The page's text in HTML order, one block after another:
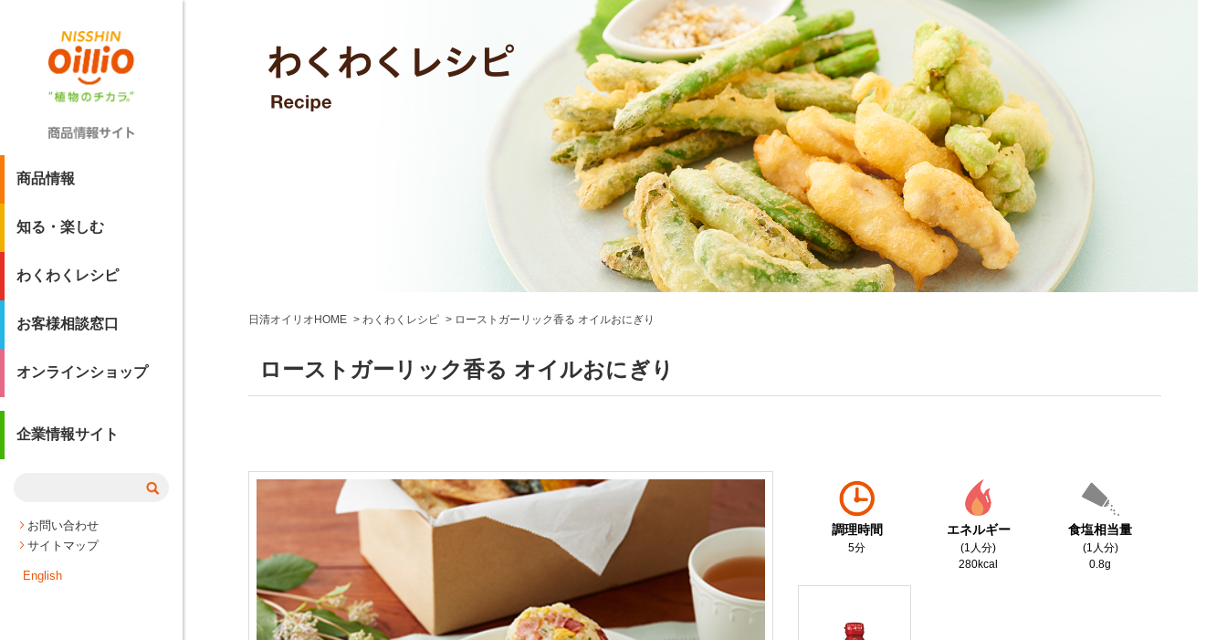
商品情報
知る・楽しむ
わくわくレシピ
お客様相談窓口
オンラインショップ
企業情報サイト
お問い合わせ
サイトマップ
English
日清オイリオHOME わくわくレシピ ローストガーリック香る オイルおにぎり
ローストガーリック香る オイルおにぎり
調理時間
5分
エネルギー
(1人分)
280kcal
食塩相当量
(1人分)
0.8g